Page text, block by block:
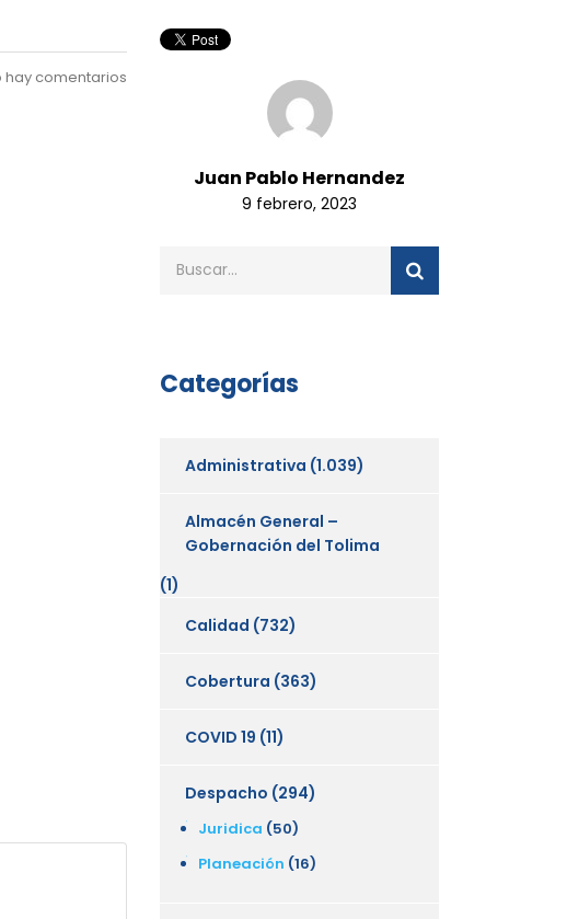
hay comentarios
Juan Pablo Hernandez
9 febrero, 2023
Categorías
Administrativa (1.039)
Almacén General –
Gobernación del Tolima
(1)
Calidad (732)
Cobertura (363)
COVID 19 (11)
Despacho (294)
Juridica (50)
Planeación (16)